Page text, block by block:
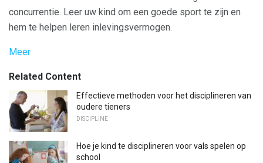
concurrentie. Leer uw kind om een ​​goede sport te zijn en
hem te helpen leren inlevingsvermogen.
Meer
Related Content
Effectieve methoden voor het disciplineren van
oudere tieners
DISCIPLINE
Hoe je kind te disciplineren voor vals spelen op
school